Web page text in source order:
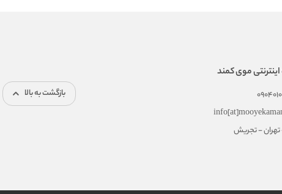
موی کمند
تهران - تجریش
بازگشت به بالا